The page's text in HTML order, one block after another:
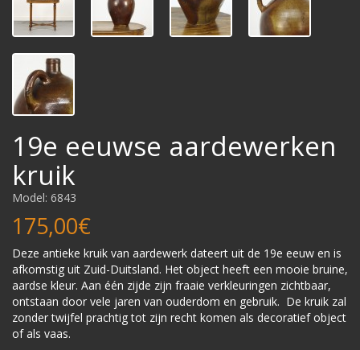
19e eeuwse aardewerken
kruik
Model: 6843
175,00€
Deze antieke kruik van aardewerk dateert uit de 19e eeuw en is
afkomstig uit Zuid-Duitsland. Het object heeft een mooie bruine,
aardse kleur. Aan één zijde zijn fraaie verkleuringen zichtbaar,
ontstaan door vele jaren van ouderdom en gebruik. De kruik zal
zonder twijfel prachtig tot zijn recht komen als decoratief object
of als vaas.